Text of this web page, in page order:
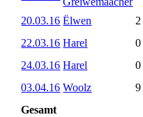
20.03.16 Ëlwen 2
22.03.16 Harel 0
24.03.16 Harel 0
03.04.16 Woolz 9
Gesamt